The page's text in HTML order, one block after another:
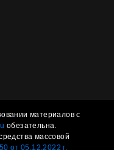
материалов с
обезательна.
массовой
от 05.12.2022 г.